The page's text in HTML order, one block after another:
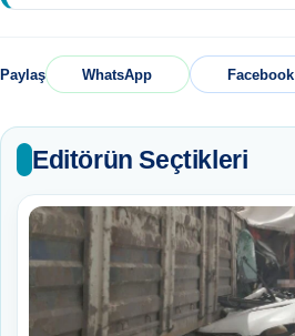
Paylaş WhatsApp Facebook
Editörün Seçtikleri